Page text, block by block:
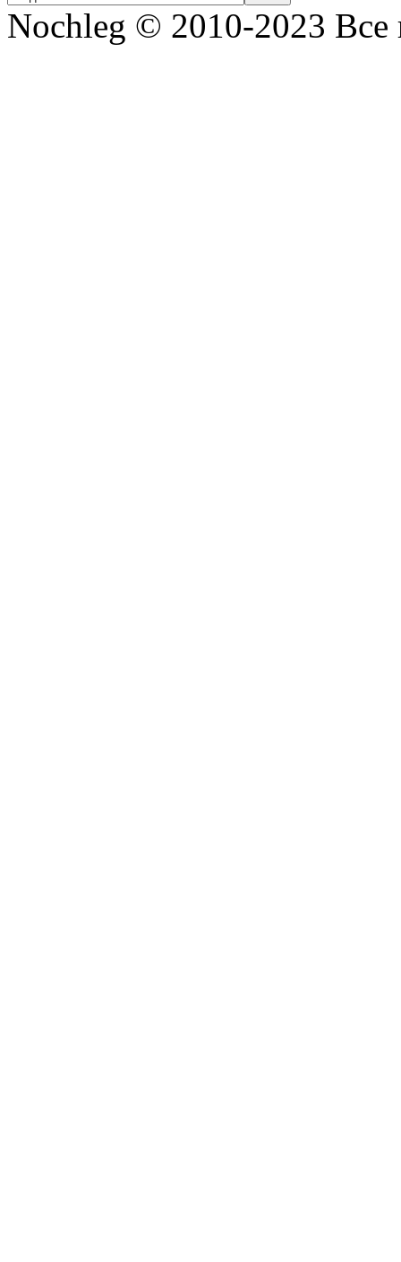
Nochleg © 2010-2023